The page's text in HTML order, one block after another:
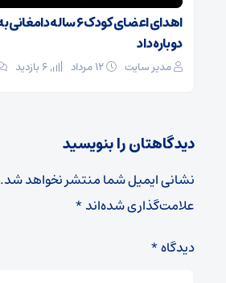
دوباره داد
مدیر سایت
دیدگاهتان را بنویسید
نشانی ایمیل شما منتشر نخواهد شد.
علامت‌گذاری شده‌اند*
دیدگاه*